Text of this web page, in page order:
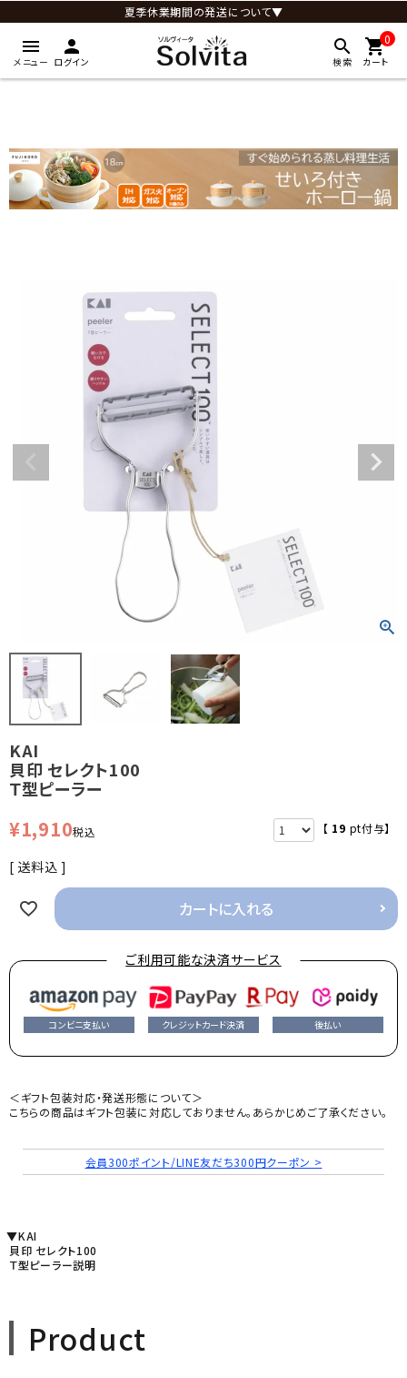
夏季休業期間の発送について▼
menu
メニュー
person
ログイン
search
検索
0
shopping_cart
カート
KAI
貝印 セレクト100
Ｔ型ピーラー
¥1,910税込 【 19 pt付与】
送料込
カートに入れる
ご利用可能な決済サービス
コンビニ支払い クレジットカード決済 後払い
＜ギフト包装対応・発送形態について＞
こちらの商品はギフト包装に対応しておりません。あらかじめご了承ください。
会員300ポイント/LINE友だち300円クーポン >
▼KAI
貝印 セレクト100
Ｔ型ピーラー説明
Product